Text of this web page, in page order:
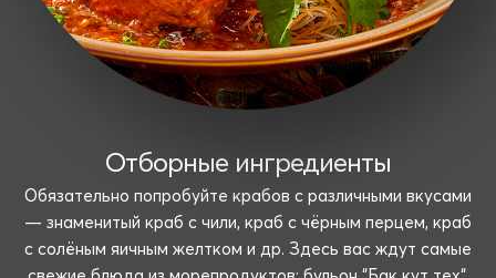
Отборные ингредиенты
Обязательно попробуйте крабов с различными вкусами
— знаменитый краб с чили, краб с чёрным перцем, краб
с солёным яичным желтком и др. Здесь вас ждут самые